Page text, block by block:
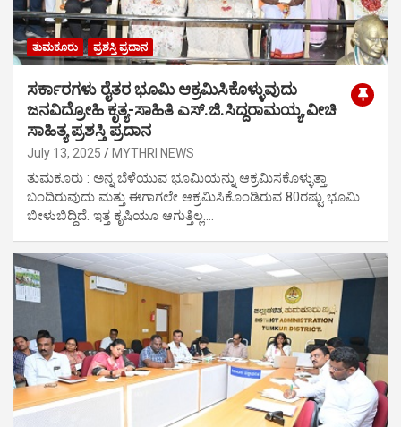
ತುಮಕೂರು ಪ್ರಶಸ್ತಿ ಪ್ರದಾನ
ಸರ್ಕಾರಗಳು ರೈತರ ಭೂಮಿ ಆಕ್ರಮಿಸಿಕೊಳ್ಳುವುದು
ಜನವಿದ್ರೋಹಿ ಕೃತ್ಯ-ಸಾಹಿತಿ ಎಸ್.ಜಿ.ಸಿದ್ದರಾಮಯ್ಯ,ವೀಚಿ
ಸಾಹಿತ್ಯ ಪ್ರಶಸ್ತಿ ಪ್ರದಾನ
July 13, 2025 MYTHRI NEWS
ತುಮಕೂರು : ಅನ್ನ ಬೆಳೆಯುವ ಭೂಮಿಯನ್ನು ಆಕ್ರಮಿಸಕೊಳ್ಳುತ್ತಾ
ಬಂದಿರುವುದು ಮತ್ತು ಈಗಾಗಲೇ ಆಕ್ರಮಿಸಿಕೊಂಡಿರುವ 80ರಷ್ಟು ಭೂಮಿ
ಬೀಳುಬಿದ್ದಿದೆ. ಇತ್ತ ಕೃಷಿಯೂ ಆಗುತ್ತಿಲ್ಲ.…